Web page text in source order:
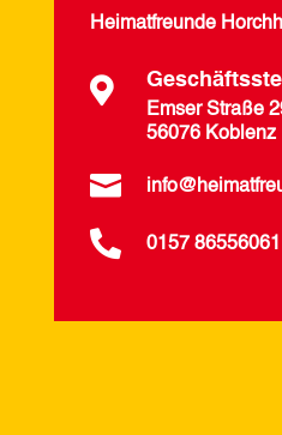
Heimatfreunde

Emser Straße
56076 Koblenz

 0157 86556061